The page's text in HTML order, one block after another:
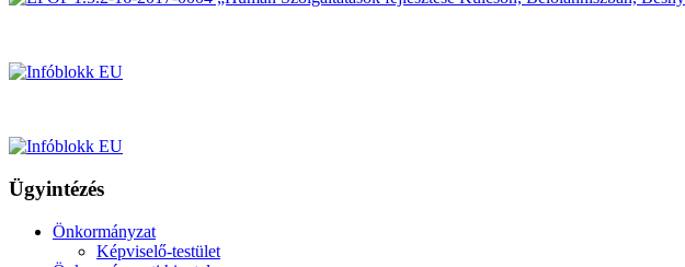
Ügyintézés
Önkormányzat
Képviselő-testület